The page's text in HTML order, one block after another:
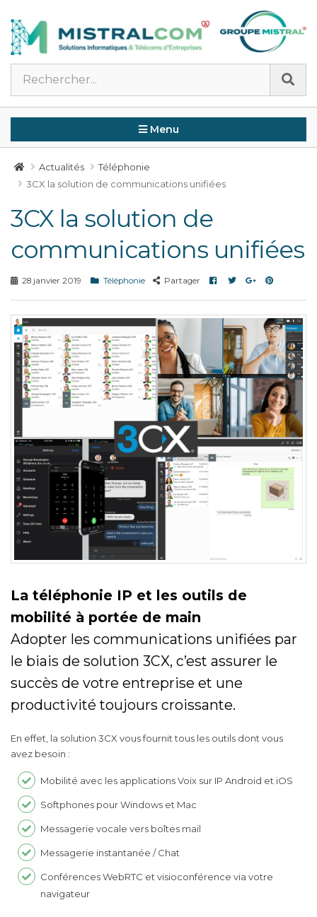
Menu
Actualités
Téléphonie
3CX la solution de communications unifiées
3CX la solution de
communications unifiées
28 janvier 2019 Téléphonie Partager Facebook
TwitterGooglePinterest
La téléphonie IP et les outils de
mobilité à portée de main
Adopter les communications unifiées par
le biais de solution 3CX, c’est assurer le
succès de votre entreprise et une
productivité toujours croissante.
En effet, la solution 3CX vous fournit tous les outils dont vous
avez besoin :
Mobilité avec les applications Voix sur IP Android et iOS
Softphones pour Windows et Mac
Messagerie vocale vers boîtes mail
Messagerie instantanée / Chat
Conférences WebRTC et visioconférence via votre
navigateur